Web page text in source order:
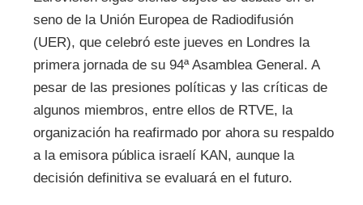
seno de la Unión Europea de Radiodifusión
(UER), que celebró este jueves en Londres la
primera jornada de su 94ª Asamblea General. A
pesar de las presiones políticas y las críticas de
algunos miembros, entre ellos de RTVE, la
organización ha reafirmado por ahora su respaldo
a la emisora pública israelí KAN, aunque la
decisión definitiva se evaluará en el futuro.